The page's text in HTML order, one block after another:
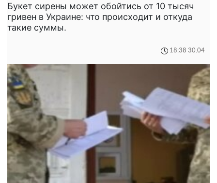
Букет сирены может обойтись от 10 тысяч
гривен в Украине: что происходит и откуда
такие суммы.
18:38 30.04